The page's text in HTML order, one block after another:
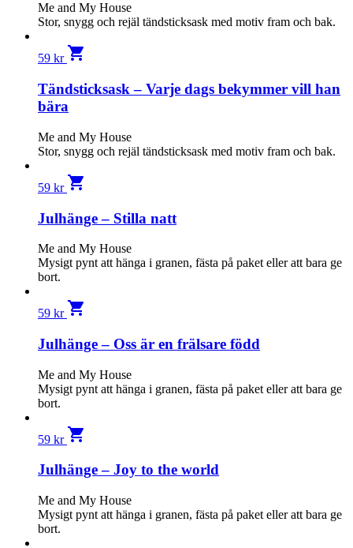
Me and My House
Stor, snygg och rejäl tändsticksask med motiv fram och bak.
59 kr shopping_cart
Tändsticksask – Varje dags bekymmer vill han
bära
Me and My House
Stor, snygg och rejäl tändsticksask med motiv fram och bak.
59 kr shopping_cart
Julhänge – Stilla natt
Me and My House
Mysigt pynt att hänga i granen, fästa på paket eller att bara ge
bort.
59 kr shopping_cart
Julhänge – Oss är en frälsare född
Me and My House
Mysigt pynt att hänga i granen, fästa på paket eller att bara ge
bort.
59 kr shopping_cart
Julhänge – Joy to the world
Me and My House
Mysigt pynt att hänga i granen, fästa på paket eller att bara ge
bort.